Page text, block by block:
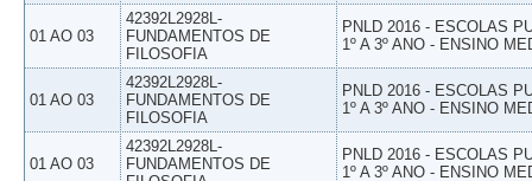
01 AO 03
42392L2928L-
FUNDAMENTOS DE
FILOSOFIA
PNLD 2016 - ESCOLAS
1º A 3º ANO - ENSINO
01 AO 03
42392L2928L-
FUNDAMENTOS DE
FILOSOFIA
PNLD 2016 - ESCOLAS
1º A 3º ANO - ENSINO
01 AO 03
42392L2928L-
FUNDAMENTOS DE
PNLD 2016 - ESCOLAS
1º A 3º ANO - ENSINO